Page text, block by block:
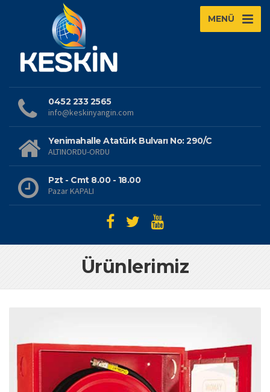
MENÜ
0452 233 2565
info@keskinyangin.com
Yenimahalle Atatürk Bulvarı No: 290/C
ALTINORDU-ORDU
Pzt - Cmt 8.00 - 18.00
Pazar KAPALI
Ürünlerimiz